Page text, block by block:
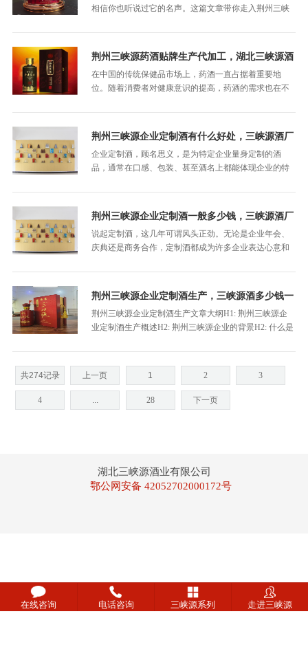
相信你也听说过它的名声。这篇文章带你走入荆州三峡
如何找到靠谱的合作伙伴，一起开启白酒生意的新篇
荆州三峡源药酒贴牌生产代加工，湖北三峡源酒
业
在中国的传统保健品市场上，药酒一直占据着重要地
位。随着消费者对健康意识的提高，药酒的需求也在不
成熟的生产线，那么荆州三峡源药酒的贴牌生产和代加
工服务或许是你的理想选择。为什么选择这里？这个行
业有哪些亮点？我会…
荆州三峡源企业定制酒有什么好处，三峡源酒厂
企业定制酒，顾名思义，是为特定企业量身定制的酒
品，通常在口感、包装、甚至酒名上都能体现企业的特
基础上，结合了荆州独特的酿酒工艺与三峡地区的文化
底蕴，带有浓郁的地方特色。
荆州三峡源企业定制酒一般多少钱，三峡源酒厂
说起定制酒，这几年可谓风头正劲。无论是企业年会、
庆典还是商务合作，定制酒都成为许多企业表达心意和
尤受青睐。价格如何？值不值得？今天我们就详细聊
聊“荆州三峡源企业定制酒一般多少钱”。
荆州三峡源企业定制酒生产，三峡源酒多少钱一
瓶
荆州三峡源企业定制酒生产文章大纲H1: 荆州三峡源企
业定制酒生产概述H2: 荆州三峡源企业的背景H2: 什么是
制酒的生产流程H2: 原料采购H3: 精选原料的重要性H3:
荆州地区的优质酒米资源H2: 酿酒工艺H3: 传统工艺与现
代技术的…
共274记录 上一页 1 2 3
4 ... 28 下一页
湖北三峡源酒业有限公司
鄂公网安备 42052702000172号
在线咨询 电话咨询 三峡源系列 走进三峡源